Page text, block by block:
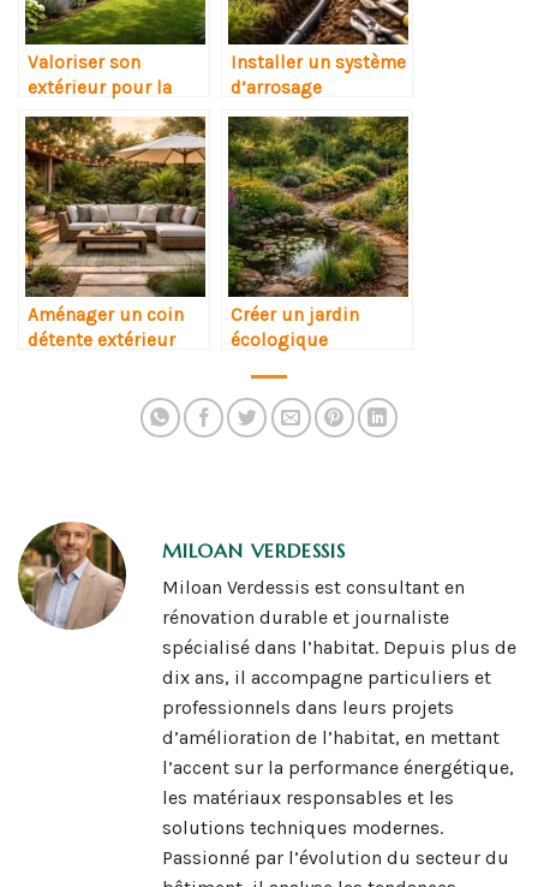
Valoriser son
extérieur pour la
revente
Installer un système
d’arrosage
automatique
Aménager un coin
détente extérieur
Créer un jardin
écologique
MILOAN VERDESSIS
Miloan Verdessis est consultant en
rénovation durable et journaliste
spécialisé dans l’habitat. Depuis plus de
dix ans, il accompagne particuliers et
professionnels dans leurs projets
d’amélioration de l’habitat, en mettant
l’accent sur la performance énergétique,
les matériaux responsables et les
solutions techniques modernes.
Passionné par l’évolution du secteur du